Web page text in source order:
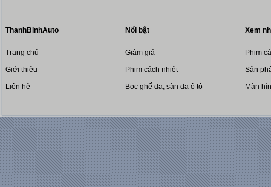
ThanhBinhAuto
Trang chủ
Giới thiệu
Liên hệ
Nổi bật
Giảm giá
Phim cách nhiệt
Bọc ghế da, sàn da ô tô
Xem
Phim
Sản
Màn